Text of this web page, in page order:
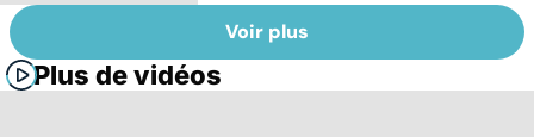
Voir plus
Plus de vidéos